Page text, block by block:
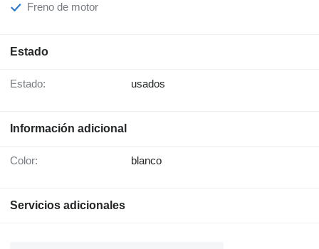
Freno de motor
Estado
Estado: usados
Información adicional
Color: blanco
Servicios adicionales